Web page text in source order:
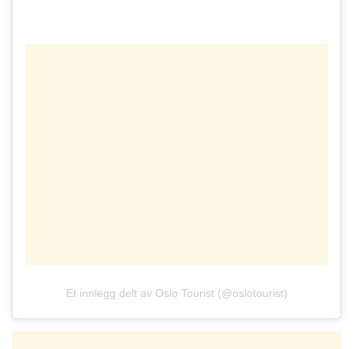
Et innlegg delt av Oslo Tourist (@oslotourist)